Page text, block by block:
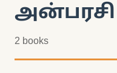
அன்பரசி
2 books